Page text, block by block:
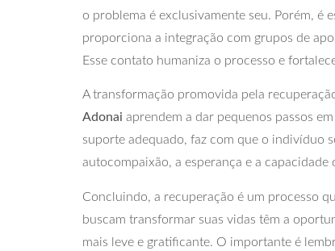
o problema é exclusivamente seu. Porém, é
proporciona a integração com grupos de
Esse contato humaniza o processo e
A transformação promovida pela
Adonai aprendem a dar pequenos passos
suporte adequado, faz com que o indivíduo
autocompaixão, a esperança e a capacidade
Concluindo, a recuperação é um processo
buscam transformar suas vidas têm a
mais leve e gratificante. O importante é